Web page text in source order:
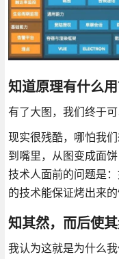
知道原理有什么
有了大图，我们终于可
现实很残酷，哪怕我
到嘴里，从图变成面
技术人面前的问题是
的技术能保证烤出来的
知其然，而后使
我认为这就是为什么